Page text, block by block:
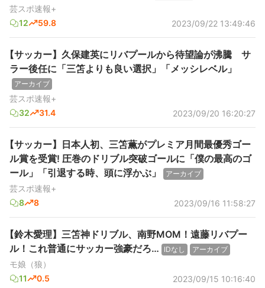
芸スポ速報+
12
59.8 2023/09/22 13:49:46
【サッカー】久保建英にリバプールから待望論が沸騰 サ
ラー後任に「三笘よりも良い選択」「メッシレベル」
アーカイブ
芸スポ速報+
32
31.4 2023/09/20 16:20:27
【サッカー】日本人初、三笘薫がプレミア月間最優秀ゴー
ル賞を受賞! 圧巻のドリブル突破ゴールに「僕の最高のゴ
ール」「引退する時、頭に浮かぶ」
アーカイブ
芸スポ速報+
8
8 2023/09/16 11:58:27
【鈴木愛理】三笘神ドリブル、南野MOM！遠藤リバプー
ル！これ普通にサッカー強豪だろ…
IDなし アーカイブ
モ娘（狼）
11
0.5 2023/09/15 10:16:40